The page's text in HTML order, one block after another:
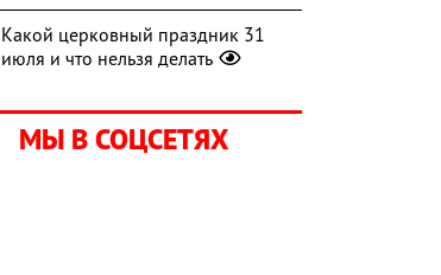
Какой церковный праздник 31
июля и что нельзя делать
МЫ В СОЦСЕТЯХ